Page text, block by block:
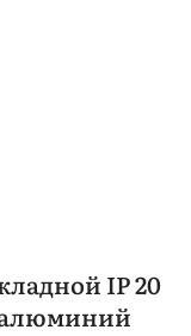
IP 20
алюминий